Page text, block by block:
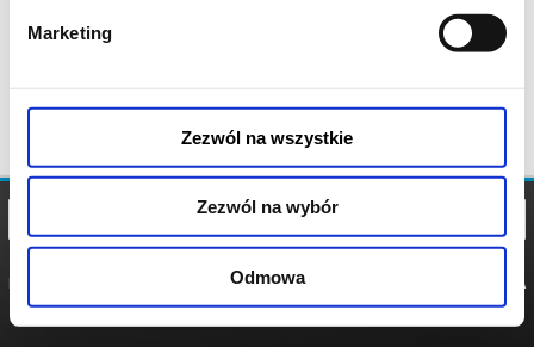
Marketing
Zezwól na wszystkie
Zezwól na wybór
Odmowa
POLITYKA
POLITYKA